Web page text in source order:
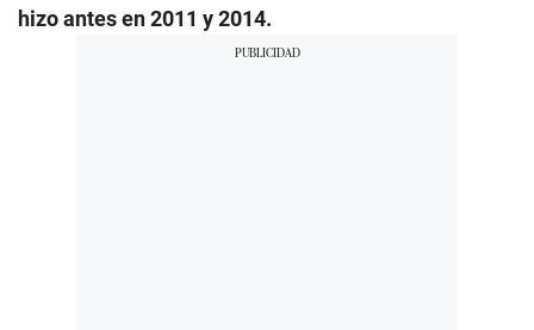
hizo antes en 2011 y 2014.